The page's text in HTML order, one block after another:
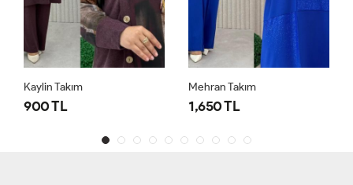
Kaylin Takım
900 TL
Mehran Takım
1,650 TL